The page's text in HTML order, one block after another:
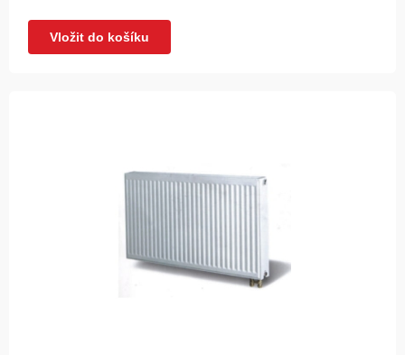
Vložit do košíku